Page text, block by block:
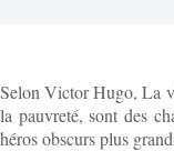
Selon Victor Hugo, La
la pauvreté, sont des
héros obscurs plus